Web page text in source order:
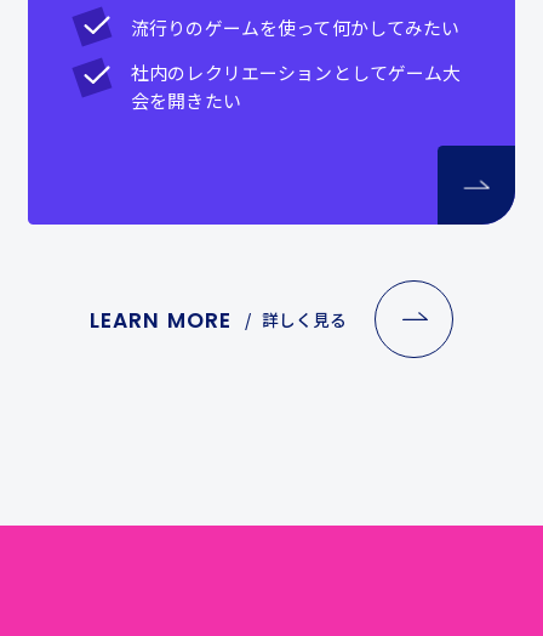
流行りのゲームを使って何かしてみたい
社内のレクリエーションとしてゲーム大
会を開きたい
LEARN MORE 詳しく見る